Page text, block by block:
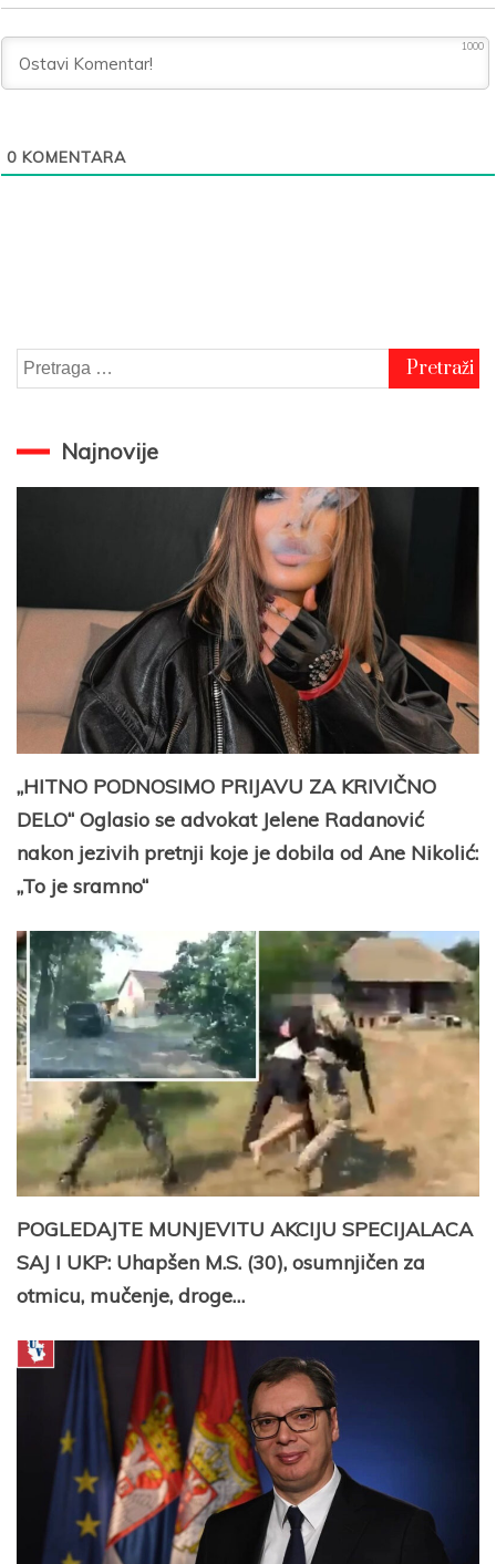
1000
0 KOMENTARA
Pretraga
za:
Najnovije
„HITNO PODNOSIMO PRIJAVU ZA KRIVIČNO
DELO“ Oglasio se advokat Jelene Radanović
nakon jezivih pretnji koje je dobila od Ane Nikolić:
„To je sramno“
POGLEDAJTE MUNJEVITU AKCIJU SPECIJALACA
SAJ I UKP: Uhapšen M.S. (30), osumnjičen za
otmicu, mučenje, droge…